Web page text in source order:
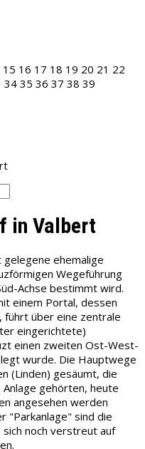
15 16 17 18 19 20 21 22
34 35 36 37 38 39
in Valbert
ehemalige
Wegeführung
Achse bestimmt wird.
einem Portal, dessen
führt über eine zentrale
eingerichtete)
einen zweiten Ost-West-
wurde. Die Hauptwege
(Linden) gesäumt, die
gehörten, heute
angesehen werden
"Parkanlage" sind die
noch verstreut auf